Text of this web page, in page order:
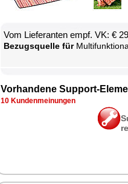
Vom Lie­fe­ran­ten empf. VK: €
Be­zugs­quel­le fürMul­ti­funk­tio­na­le
Vor­han­de­ne Sup­port-
10 Kun­den­mei­nun­gen